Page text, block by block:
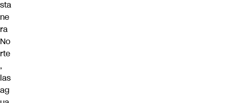
sta
ne
ra
No
rte
,
las
ag